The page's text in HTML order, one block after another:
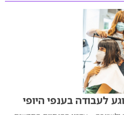
לעבודה בענפי היופי